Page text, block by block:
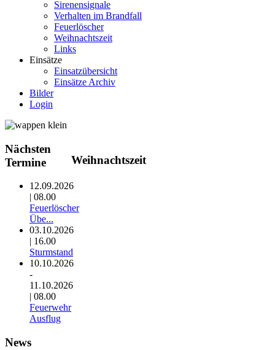
Sirenensignale
Verhalten im Brandfall
Feuerlöscher
Weihnachtszeit
Links
Einsätze
Einsatzübersicht
Einsätze Archiv
Bilder
Login
Weihnachtszeit
Nächsten
Termine
12.09.2026
| 08.00
Feuerlöscher
Übe...
03.10.2026
| 16.00
Sturmstand
10.10.2026
-
11.10.2026
| 08.00
Feuerwehr
Ausflug
News